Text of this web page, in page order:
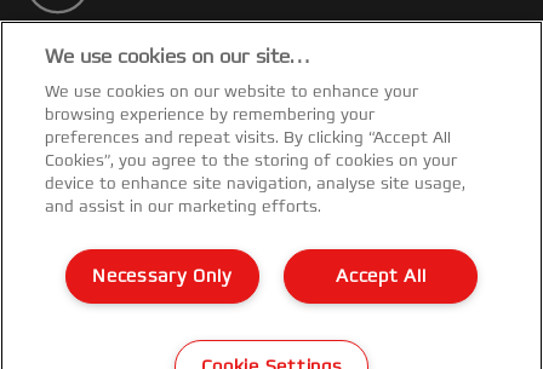
Iratkozz fel!
Rendelkezz naprakész információkkal a
termékekkel, promóciókkal kapcsolatban a
postafiókodon keresztül!
Garancialis feltetelek
©2026 ACCO Brands
We use cookies on our site…
We use cookies on our website to enhance your
browsing experience by remembering your
preferences and repeat visits. By clicking “Accept All
Cookies”, you agree to the storing of cookies on your
device to enhance site navigation, analyse site usage,
and assist in our marketing efforts.
Accept All
Necessary Only